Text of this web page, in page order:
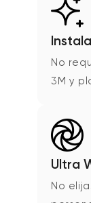
No
3M y
Ultra
No